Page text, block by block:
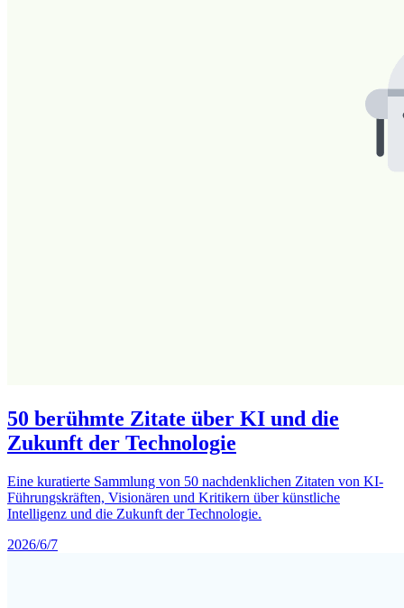
50 berühmte Zitate über KI und die
Zukunft der Technologie
Eine kuratierte Sammlung von 50 nachdenklichen Zitaten von KI-
Führungskräften, Visionären und Kritikern über künstliche
Intelligenz und die Zukunft der Technologie.
2026/6/7